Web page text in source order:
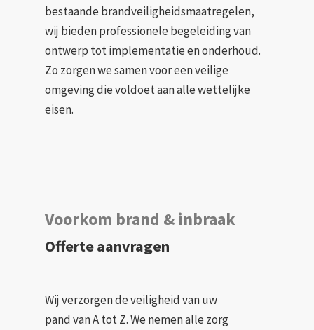
bestaande brandveiligheidsmaatregelen,
wij bieden professionele begeleiding van
ontwerp tot implementatie en onderhoud.
Zo zorgen we samen voor een veilige
omgeving die voldoet aan alle wettelijke
eisen.
Voorkom brand & inbraak
Offerte aanvragen
Wij verzorgen de veiligheid van uw
pand van A tot Z. We nemen alle zorg